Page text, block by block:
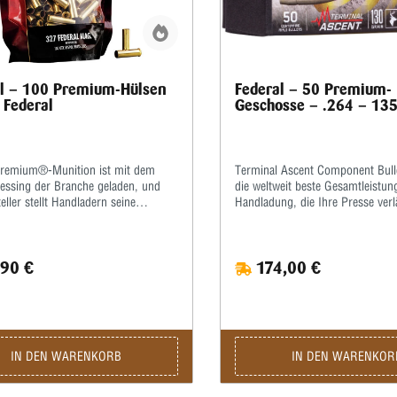
– 100 Premium-Hülsen
Munition ist mit dem
der Branche geladen, und
stellt Handladern seine
gebaut und bieten extreme
aus erster Hand • Große
€
IN DEN WARENKORB
Federal – 50 Premium-
Geschosse – .264 –
Terminal Ascent Component
die weltweit beste
Handladung, die Ihre Presse
nahegelegene Ziele, während die
Slipstream™-Polymerspitze die
Das lange, schlanke Profil des
bietet einen extrem hohen
Koeffizienten und die
Rillentechnologie verbessert die
174,00 €
IN DEN